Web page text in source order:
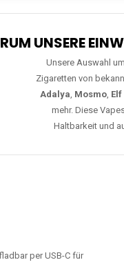
UNSERE
Unsere Auswahl
Zigaretten von
Adalya, Mosmo, Elf
mehr. Diese
Haltbarkeit und
per USB-C für